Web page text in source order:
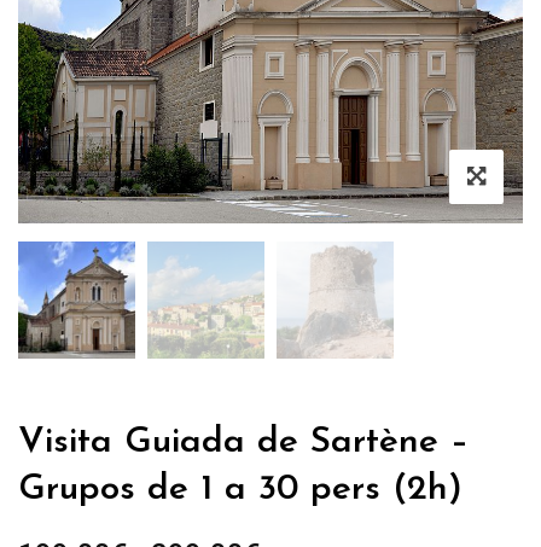
Visita Guiada de Sartène –
Grupos de 1 a 30 pers (2h)